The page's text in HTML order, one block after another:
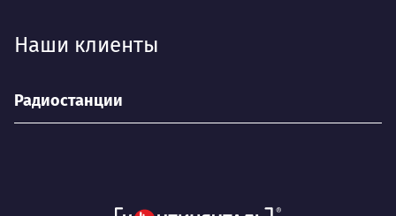
Наши клиенты
Радиостанции